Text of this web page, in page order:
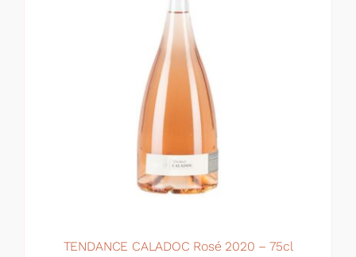
TENDANCE CALADOC Rosé 2020 – 75cl